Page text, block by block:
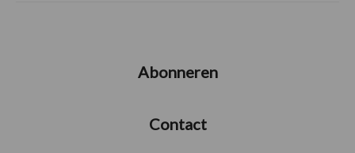
Abonneren
Contact